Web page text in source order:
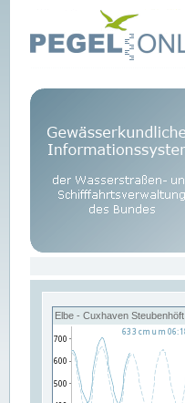
Elbe - Cuxhaven Steubenhöft